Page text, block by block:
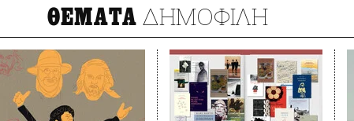
ΘΕΜΑΤΑ ΔΗΜΟΦΙΛΗ